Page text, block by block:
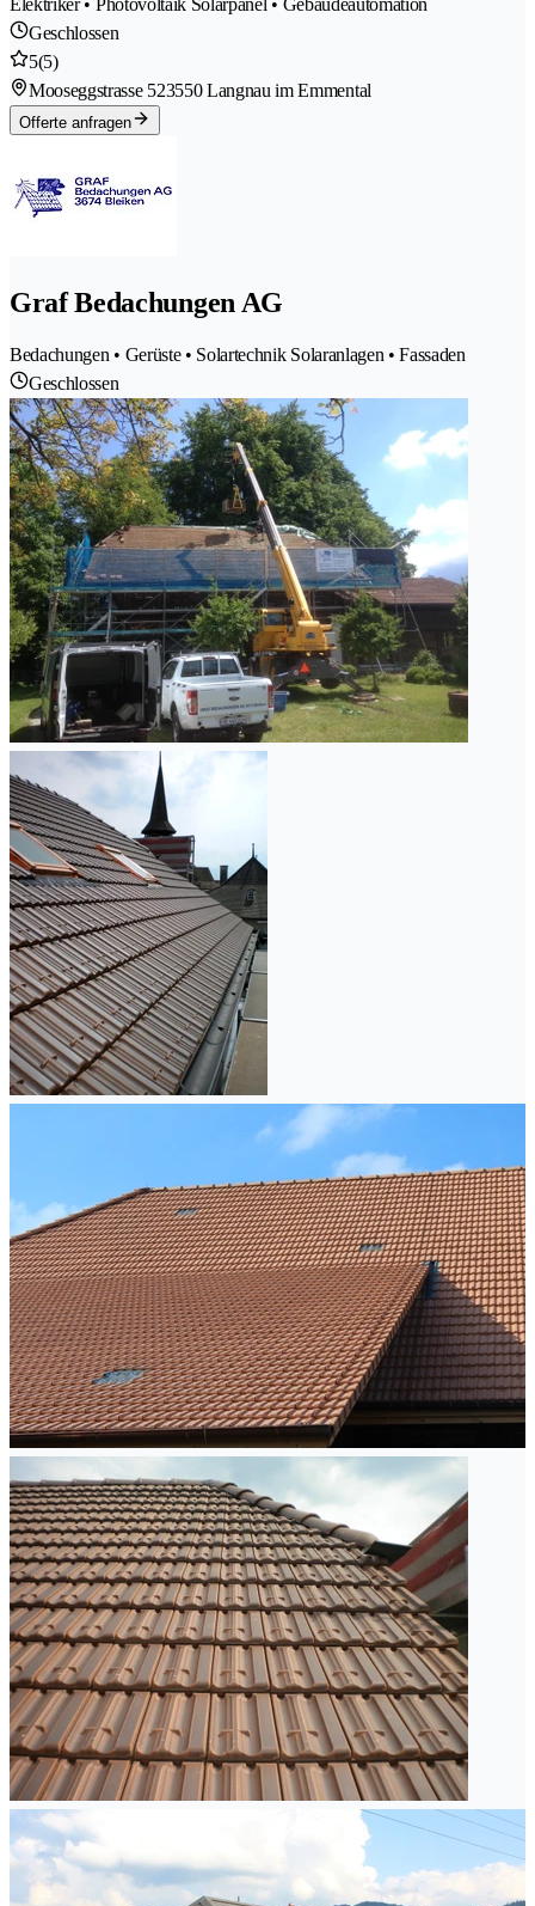
Elektriker • Photovoltaik Solarpanel • Gebäudeautomation
Geschlossen
5(5)
Mooseggstrasse 523550 Langnau im Emmental
Offerte anfragen
Graf Bedachungen AG
Bedachungen • Gerüste • Solartechnik Solaranlagen • Fassaden
Geschlossen